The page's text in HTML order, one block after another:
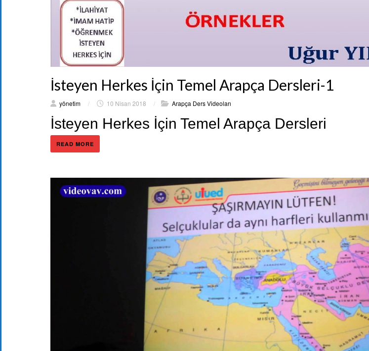
İsteyen Herkes İçin Temel Arapça Dersleri-1
yönetim / 10 Nisan 2018 / Arapça Ders Videoları
İsteyen Herkes İçin Temel Arapça Dersleri
READ MORE